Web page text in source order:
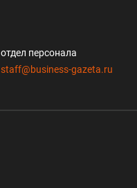
отдел персонала
staff@business-gazeta.ru